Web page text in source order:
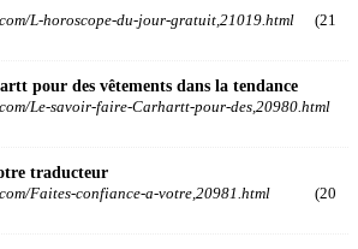
L-horoscope-du-jour-gratuit,21019.html (21
pour des vêtements dans la tendance
Le-savoir-faire-Carhartt-pour-des,20980.html
traducteur
Faites-confiance-a-votre,20981.html (20